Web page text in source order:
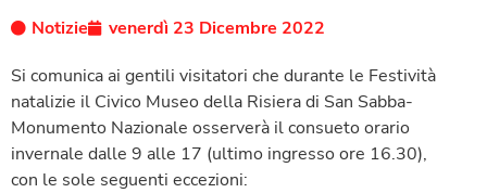
Notizie
venerdì 23 Dicembre 2022
Si comunica ai gentili visitatori che durante le Festività
natalizie il Civico Museo della Risiera di San Sabba-
Monumento Nazionale osserverà il consueto orario
invernale dalle 9 alle 17 (ultimo ingresso ore 16.30),
con le sole seguenti eccezioni: